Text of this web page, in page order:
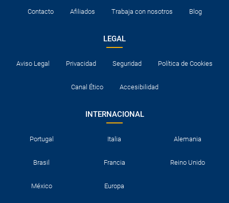
Contacto Afiliados Trabaja con nosotros Blog
LEGAL
Aviso Legal Privacidad Seguridad Política de Cookies
Canal Ético Accesibilidad
INTERNACIONAL
Portugal Italia Alemania
Brasil Francia Reino Unido
México Europa